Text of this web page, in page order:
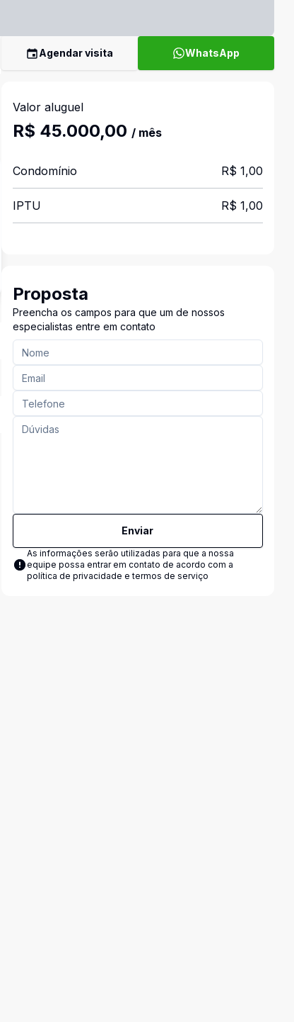
Agendar visita WhatsApp
Valor aluguel
R$ 45.000,00 / mês
Condomínio R$ 1,00
IPTU R$ 1,00
Proposta
Preencha os campos para que um de nossos
especialistas entre em contato
Enviar
As informações serão utilizadas para que a nossa
equipe possa entrar em contato de acordo com a
política de privacidade e termos de serviço